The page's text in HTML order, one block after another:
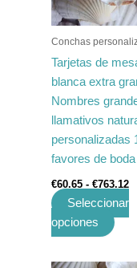
Conchas
Tarjetas de
blanca extra
Nombres
llamativos
personalizadas
favores de boda
€60.65 - €763.12
Seleccionar
opciones
en
la
de